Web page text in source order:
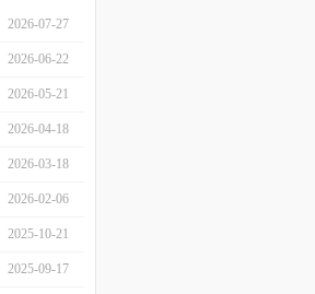
2026-07-27
2026-06-22
2026-05-21
2026-04-18
2026-03-18
2026-02-06
2025-10-21
2025-09-17